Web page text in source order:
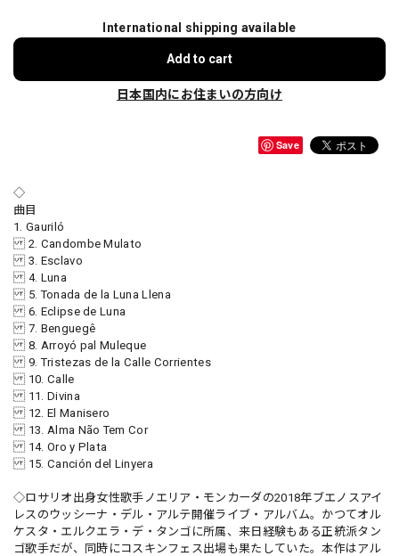
International shipping available
Add to cart
日本国内にお住まいの方向け
Save
◇
曲目
1. Gauriló
2. Candombe Mulato
3. Esclavo
4. Luna
5. Tonada de la Luna Llena
6. Eclipse de Luna
7. Benguegê
8. Arroyó pal Muleque
9. Tristezas de la Calle Corrientes
10. Calle
11. Divina
12. El Manisero
13. Alma Não Tem Cor
14. Oro y Plata
15. Canción del Linyera
◇ロサリオ出身女性歌手ノエリア・モンカーダの2018年ブエノスアイ
レスのウッシーナ・デル・アルテ開催ライブ・アルバム。かつてオル
ケスタ・エルクエラ・デ・タンゴに所属、来日経験もある正統派タン
ゴ歌手だが、同時にコスキンフェス出場も果たしていた。本作はアル